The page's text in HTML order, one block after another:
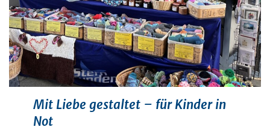
Mit Liebe gestaltet – für Kinder in
Not